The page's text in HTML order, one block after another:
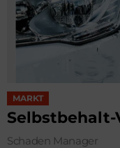
MARKT
Schaden Manager